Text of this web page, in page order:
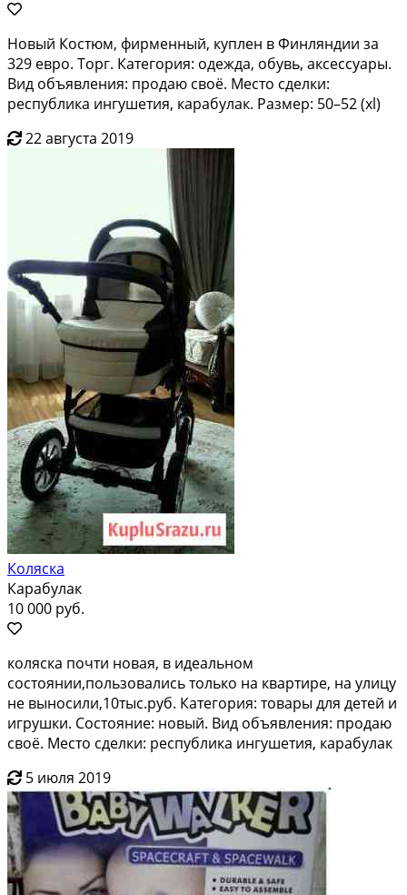
Новый Костюм, фирменный, куплен в Финляндии за
329 евро. Торг. Категория: одежда, обувь, аксессуары.
Вид объявления: продаю своё. Место сделки:
республика ингушетия, карабулак. Размер: 50–52 (xl)
22 августа 2019
Коляска
Карабулак
10 000 руб.
коляска почти новая, в идеальном
состоянии,пользовались только на квартире, на улицу
не выносили,10тыс.руб. Категория: товары для детей и
игрушки. Состояние: новый. Вид объявления: продаю
своё. Место сделки: республика ингушетия, карабулак
5 июля 2019